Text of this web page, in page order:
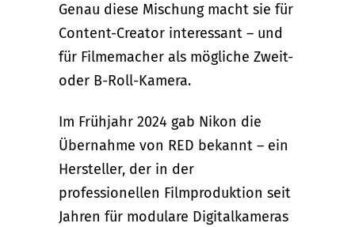
Genau diese Mischung macht sie für
Content-Creator interessant – und
für Filmemacher als mögliche Zweit-
oder B-Roll-Kamera.
Im Frühjahr 2024 gab Nikon die
Übernahme von RED bekannt – ein
Hersteller, der in der
professionellen Filmproduktion seit
Jahren für modulare Digitalkameras